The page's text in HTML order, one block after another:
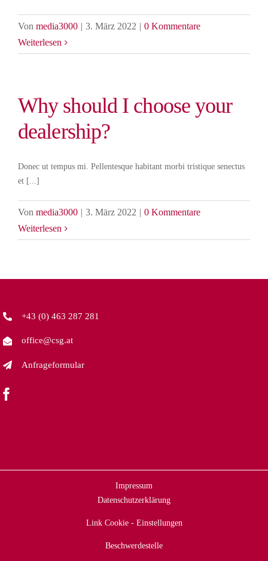
Von media3000 | 3. März 2022 | 0 Kommentare
Weiterlesen
Why should I choose your
dealership?
Donec ut tempus mi. Pellentesque habitant morbi tristique senectus
et [...]
Von media3000 | 3. März 2022 | 0 Kommentare
Weiterlesen
+43 (0) 463 287 281
office@csg.at
Anfrageformular
Impressum
Datenschutzerklärung
Link Cookie - Einstellungen
Beschwerdestelle